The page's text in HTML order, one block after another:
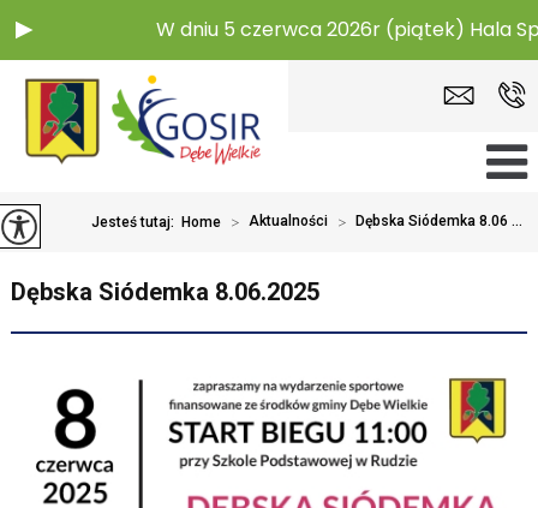
W dniu 5 czerwca 2026r (piątek) Hala
Jesteś tutaj: Home > Aktualności > Dębska Siódemka 8.06 ...
Dębska Siódemka 8.06.2025